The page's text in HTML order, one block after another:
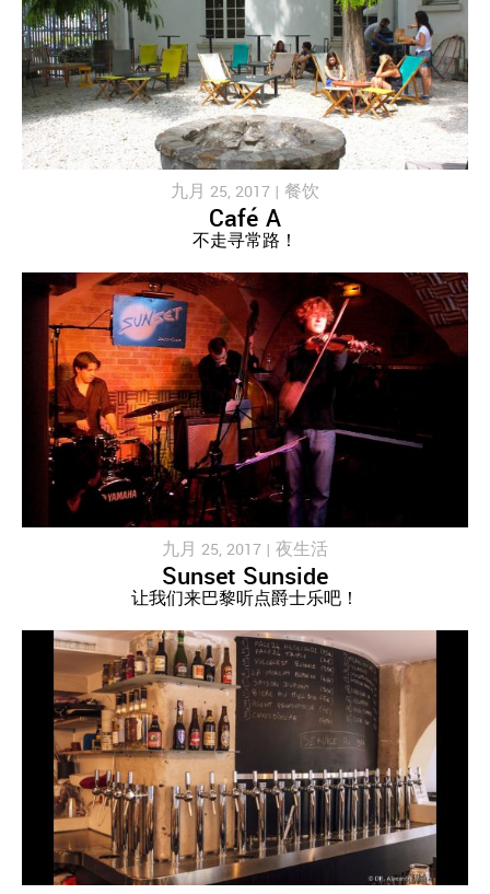
九月 25, 2017 | 餐饮
Café A
不走寻常路！
九月 25, 2017 | 夜生活
Sunset Sunside
让我们来巴黎听点爵士乐吧！